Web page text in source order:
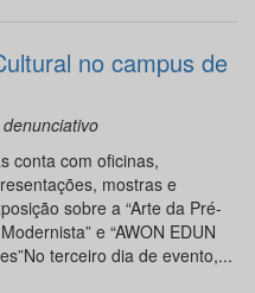
no campus de
conta com oficinas,
mostras e
sobre a “Arte da Pré-
e “AWON EDUN
terceiro dia de evento,...